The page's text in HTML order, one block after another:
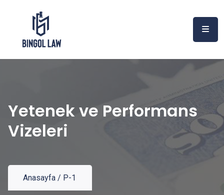
Yetenek ve Performans
Vizeleri
Anasayfa / P-1